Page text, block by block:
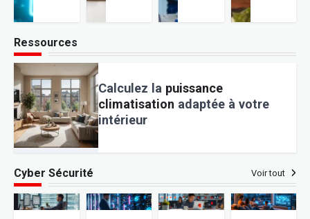
Ressources
Calculez la puissance
climatisation adaptée à votre
intérieur
Cyber Sécurité Voir tout